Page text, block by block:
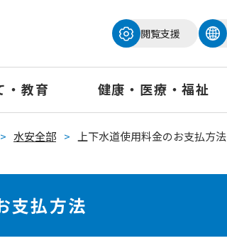
閲覧支援
・教育 健康・医療・福祉
> 水安全部 > 上下水道使用料金のお支払方法
支払方法